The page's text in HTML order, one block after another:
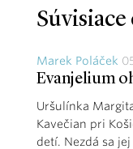
Súvisiace
Marek Poláček
Evanjelium
Uršulínka
Kavečian pri
detí. Nezdá sa